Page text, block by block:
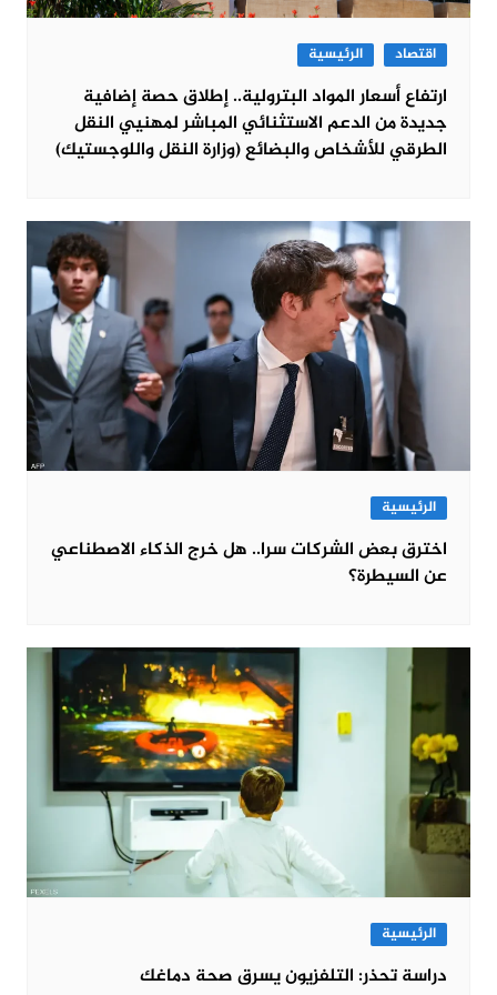
اقتصاد الرئيسية
ارتفاع أسعار المواد البترولية.. إطلاق حصة إضافية
جديدة من الدعم الاستثنائي المباشر لمهنيي النقل
الطرقي للأشخاص والبضائع (وزارة النقل واللوجستيك)
الرئيسية
اخترق بعض الشركات سرا.. هل خرج الذكاء الاصطناعي
عن السيطرة؟
الرئيسية
دراسة تحذر: التلفزيون يسرق صحة دماغك